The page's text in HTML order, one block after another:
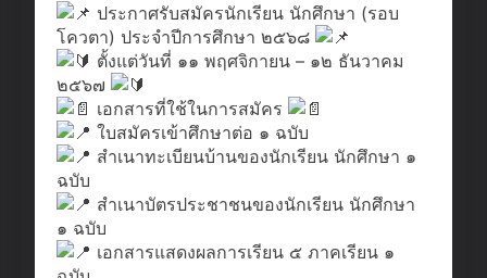
ประกาศรับสมัครนักเรียน นักศึกษา (รอบ
โควตา) ประจำปีการศึกษา ๒๕๖๘
ตั้งแต่วันที่ ๑๑ พฤศจิกายน – ๑๒ ธันวาคม
๒๕๖๗
เอกสารที่ใช้ในการสมัคร
ใบสมัครเข้าศึกษาต่อ ๑ ฉบับ
สำเนาทะเบียนบ้านของนักเรียน นักศึกษา ๑
ฉบับ
สำเนาบัตรประชาชนของนักเรียน นักศึกษา
๑ ฉบับ
เอกสารแสดงผลการเรียน ๕ ภาคเรียน ๑